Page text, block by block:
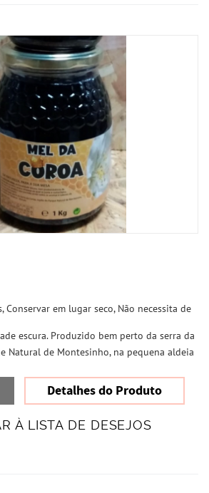
Conservar em lugar seco, Não necessita de
escura. Produzido bem perto da serra da
Natural de Montesinho, na pequena aldeia
Detalhes do Produto
À LISTA DE DESEJOS